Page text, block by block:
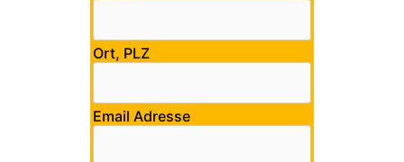
Ort, PLZ
Email Adresse